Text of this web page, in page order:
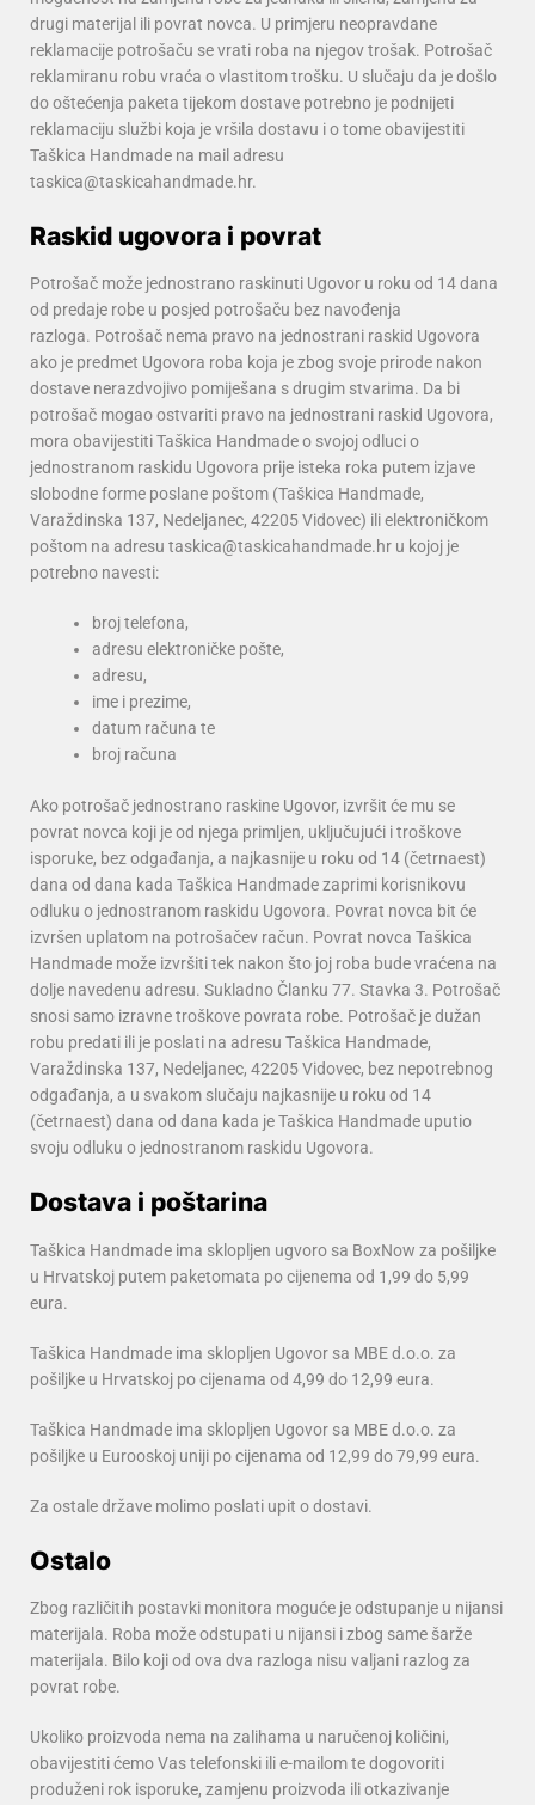
drugi materijal ili povrat novca. U primjeru neopravdane
reklamacije potrošaču se vrati roba na njegov trošak. Potrošač
reklamiranu robu vraća o vlastitom trošku. U slučaju da je došlo
do oštećenja paketa tijekom dostave potrebno je podnijeti
reklamaciju službi koja je vršila dostavu i o tome obavijestiti
Taškica Handmade na mail adresu
taskica@taskicahandmade.hr.
Raskid ugovora i povrat
Potrošač može jednostrano raskinuti Ugovor u roku od 14 dana
od predaje robe u posjed potrošaču bez navođenja
razloga. Potrošač nema pravo na jednostrani raskid Ugovora
ako je predmet Ugovora roba koja je zbog svoje prirode nakon
dostave nerazdvojivo pomiješana s drugim stvarima. Da bi
potrošač mogao ostvariti pravo na jednostrani raskid Ugovora,
mora obavijestiti Taškica Handmade o svojoj odluci o
jednostranom raskidu Ugovora prije isteka roka putem izjave
slobodne forme poslane poštom (Taškica Handmade,
Varaždinska 137, Nedeljanec, 42205 Vidovec) ili elektroničkom
poštom na adresu taskica@taskicahandmade.hr u kojoj je
potrebno navesti:
broj telefona,
adresu elektroničke pošte,
adresu,
ime i prezime,
datum računa te
broj računa
Ako potrošač jednostrano raskine Ugovor, izvršit će mu se
povrat novca koji je od njega primljen, uključujući i troškove
isporuke, bez odgađanja, a najkasnije u roku od 14 (četrnaest)
dana od dana kada Taškica Handmade zaprimi korisnikovu
odluku o jednostranom raskidu Ugovora. Povrat novca bit će
izvršen uplatom na potrošačev račun. Povrat novca Taškica
Handmade može izvršiti tek nakon što joj roba bude vraćena na
dolje navedenu adresu. Sukladno Članku 77. Stavka 3. Potrošač
snosi samo izravne troškove povrata robe. Potrošač je dužan
robu predati ili je poslati na adresu Taškica Handmade,
Varaždinska 137, Nedeljanec, 42205 Vidovec, bez nepotrebnog
odgađanja, a u svakom slučaju najkasnije u roku od 14
(četrnaest) dana od dana kada je Taškica Handmade uputio
svoju odluku o jednostranom raskidu Ugovora.
Dostava i poštarina
Taškica Handmade ima sklopljen ugvoro sa BoxNow za pošiljke
u Hrvatskoj putem paketomata po cijenema od 1,99 do 5,99
eura.
Taškica Handmade ima sklopljen Ugovor sa MBE d.o.o. za
pošiljke u Hrvatskoj po cijenama od 4,99 do 12,99 eura.
Taškica Handmade ima sklopljen Ugovor sa MBE d.o.o. za
pošiljke u Eurooskoj uniji po cijenama od 12,99 do 79,99 eura.
Za ostale države molimo poslati upit o dostavi.
Ostalo
Zbog različitih postavki monitora moguće je odstupanje u nijansi
materijala. Roba može odstupati u nijansi i zbog same šarže
materijala. Bilo koji od ova dva razloga nisu valjani razlog za
povrat robe.
Ukoliko proizvoda nema na zalihama u naručenoj količini,
obavijestiti ćemo Vas telefonski ili e-mailom te dogovoriti
produženi rok isporuke, zamjenu proizvoda ili otkazivanje